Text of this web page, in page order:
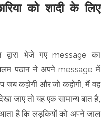
को शादी के लिए
द्वारा भेजे गए message का
पठान ने अपने message में
जब कहोगी और जो कहोगी, मैं वह
जाए तो यह एक सामान्य बात है,
है कि लड़कियों को अपने जाल